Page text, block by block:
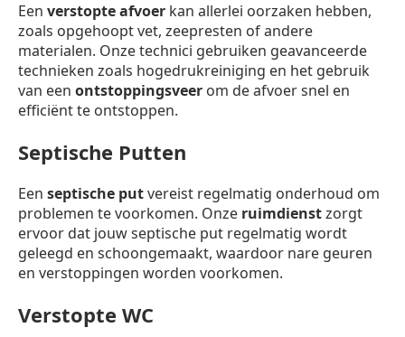
Een verstopte afvoer kan allerlei oorzaken hebben,
zoals opgehoopt vet, zeepresten of andere
materialen. Onze technici gebruiken geavanceerde
technieken zoals hogedrukreiniging en het gebruik
van een ontstoppingsveer om de afvoer snel en
efficiënt te ontstoppen.
Septische Putten
Een septische putvereist regelmatig onderhoud om
problemen te voorkomen. Onze ruimdienstzorgt
ervoor dat jouw septische put regelmatig wordt
geleegd en schoongemaakt, waardoor nare geuren
en verstoppingen worden voorkomen.
Verstopte WC